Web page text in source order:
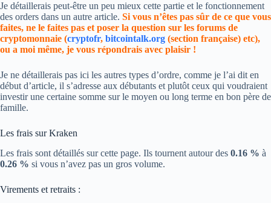
Je détaillerais peut-être un peu mieux cette partie et le fonctionnement
des orders dans un autre article. Si vous n’êtes pas sûr de ce que vous
faites, ne le faites pas et poser la question sur les forums de
cryptomonnaie (cryptofr, bitcointalk.org (section française) etc),
ou a moi même, je vous répondrais avec plaisir !
Je ne détaillerais pas ici les autres types d’ordre, comme je l’ai dit en
début d’article, il s’adresse aux débutants et plutôt ceux qui voudraient
investir une certaine somme sur le moyen ou long terme en bon père de
famille.
Les frais sur Kraken
Les frais sont détaillés sur cette page. Ils tournent autour des 0.16 % à
0.26 % si vous n’avez pas un gros volume.
Virements et retraits :